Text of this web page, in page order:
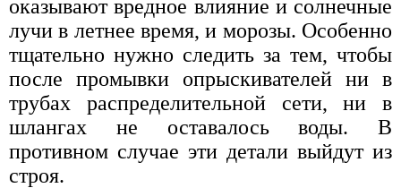
оказывают вредное влияние и солнечные
лучи в летнее время, и морозы. Особенно
тщательно нужно следить за тем, чтобы
после промывки опрыскивателей ни в
трубах распределительной сети, ни в
шлангах не оставалось воды. В
противном случае эти детали выйдут из
строя.